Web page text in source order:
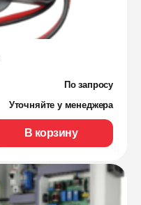
По запросу
Уточняйте у менеджера
В корзину